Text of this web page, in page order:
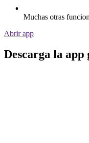
Muchas otras
Abrir app
Descarga la